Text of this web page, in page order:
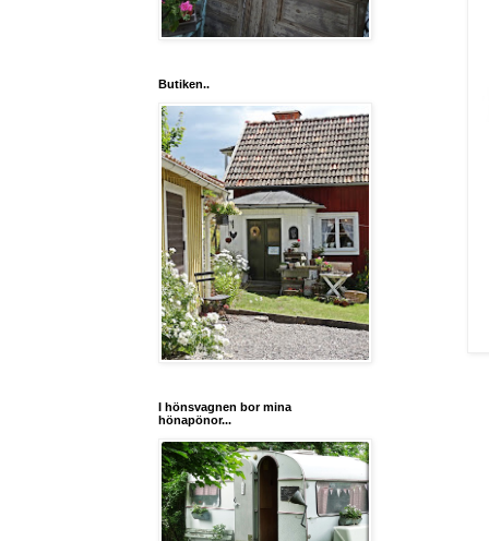
Butiken..
I hönsvagnen bor mina
hönapönor...